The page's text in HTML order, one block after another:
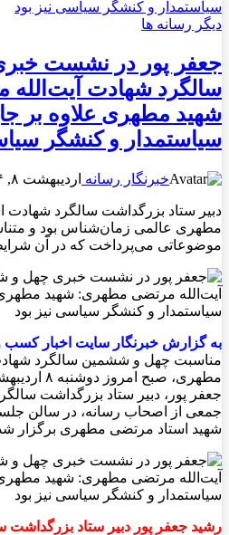
دیگر رسانه ها
جعفر پور در نشست
سالگرد شهادت
شهید مطهری علاوه بر
سیاستمدار و کنشگر
خبرنگار رسانه اردیبهشت ۸, ۱۴۰۴
دبیر ستاد بزرگداشت سالگرد
مطهری عالمی زمان‌شناس بود و
موضوعاتی می‌پرداخت که در آن
به گزارش خبرنگار سايت اخبار کسب
مناسبت چهل و ششمین سالگرد
جعفر پور، دبیر ستاد بزرگداشت
جمعی از اصحاب رسانه، در سالن
شهید استاد مرتضی مطهری برگزار
رشید جعفر پور دبیر ستاد